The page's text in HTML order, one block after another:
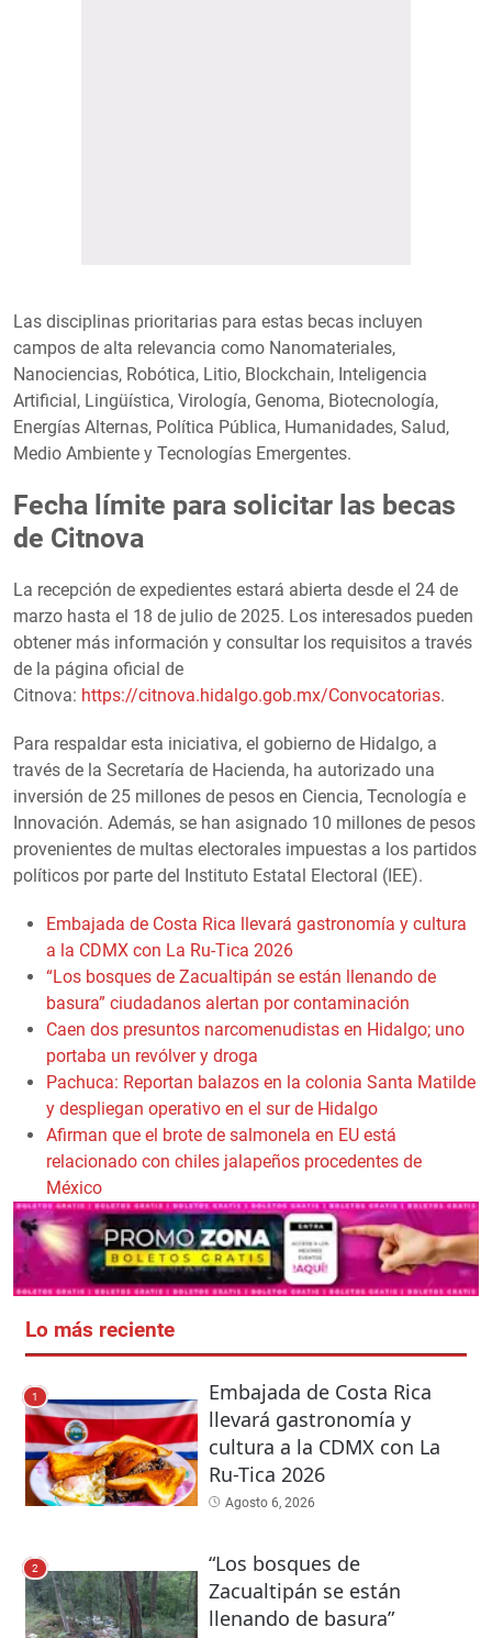
Las disciplinas prioritarias para estas becas incluyen
campos de alta relevancia como Nanomateriales,
Nanociencias, Robótica, Litio, Blockchain, Inteligencia
Artificial, Lingüística, Virología, Genoma, Biotecnología,
Energías Alternas, Política Pública, Humanidades, Salud,
Medio Ambiente y Tecnologías Emergentes.
Fecha límite para solicitar las becas
de Citnova
La recepción de expedientes estará abierta desde el 24 de
marzo hasta el 18 de julio de 2025. Los interesados pueden
obtener más información y consultar los requisitos a través
de la página oficial de
Citnova: https://citnova.hidalgo.gob.mx/Convocatorias.
Para respaldar esta iniciativa, el gobierno de Hidalgo, a
través de la Secretaría de Hacienda, ha autorizado una
inversión de 25 millones de pesos en Ciencia, Tecnología e
Innovación. Además, se han asignado 10 millones de pesos
provenientes de multas electorales impuestas a los partidos
políticos por parte del Instituto Estatal Electoral (IEE).
Embajada de Costa Rica llevará gastronomía y cultura
a la CDMX con La Ru-Tica 2026
“Los bosques de Zacualtipán se están llenando de
basura” ciudadanos alertan por contaminación
Caen dos presuntos narcomenudistas en Hidalgo; uno
portaba un revólver y droga
Pachuca: Reportan balazos en la colonia Santa Matilde
y despliegan operativo en el sur de Hidalgo
Afirman que el brote de salmonela en EU está
relacionado con chiles jalapeños procedentes de
México
Lo más reciente
1
Embajada de Costa Rica
llevará gastronomía y
cultura a la CDMX con La
Ru-Tica 2026
Agosto 6, 2026
2
“Los bosques de
Zacualtipán se están
llenando de basura”